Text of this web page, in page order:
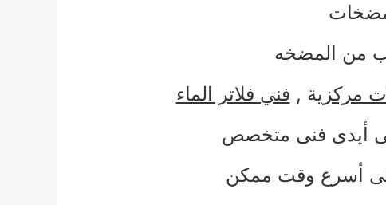
من المضخه
مركز ية , فني فلاتر الماء
أيدى فنى متخصص
فى أسرع وقت ممكن